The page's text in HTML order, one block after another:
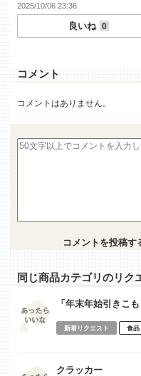
2025/10/06 23:36
良いね 0
コメント
コメントはありません。
コメントを投稿す
同じ商品カテゴリのリク
「年末年始引きこ
新着リクエスト 食品
クラッカー